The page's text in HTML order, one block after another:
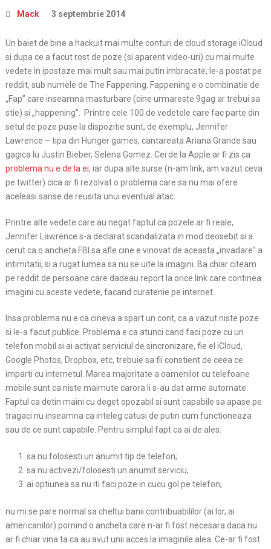
Mack 3 septembrie 2014
Un baiet de bine a hackuit mai multe conturi de cloud storage iCloud
si dupa ce a facut rost de poze (si aparent video-uri) cu mai multe
vedete in ipostaze mai mult sau mai putin imbracate, le-a postat pe
reddit, sub numele de The Fappening. Fappening e o combinatie de
„Fap” care inseamna masturbare (cine urmareste 9gag ar trebui sa
stie) si „happening”. Printre cele 100 de vedetele care fac parte din
setul de poze puse la dispozitie sunt, de exemplu, Jennifer
Lawrence – tipa din Hunger games, cantareata Ariana Grande sau
gagica lu Justin Bieber, Selena Gomez. Cei de la Apple ar fi zis ca
problema nu e de la ei, iar dupa alte surse (n-am link, am vazut ceva
pe twitter) cica ar fi rezolvat o problema care sa nu mai ofere
aceleasi sanse de reusita unui eventual atac.
Printre alte vedete care au negat faptul ca pozele ar fi reale,
Jennifer Lawrence s-a declarat scandalizata in mod deosebit si a
cerut ca o ancheta FBI sa afle cine e vinovat de aceasta „invadare” a
intimitatii, si a rugat lumea sa nu se uite la imagini. Ba chiar citeam
pe reddit de persoane care dadeau report la orice link care continea
imagini cu aceste vedete, facand curatenie pe internet.
Insa problema nu e ca cineva a spart un cont, ca a vazut niste poze
si le-a facut publice. Problema e ca atunci cand faci poze cu un
telefon mobil si ai activat serviciul de sincronizare, fie el iCloud,
Google Photos, Dropbox, etc, trebuie sa fii constient de ceea ce
imparti cu internetul. Marea majoritate a oamenilor cu telefoane
mobile sunt ca niste maimute carora li s-au dat arme automate.
Faptul ca detin maini cu deget opozabil si sunt capabile sa apase pe
tragaci nu inseamna ca inteleg catusi de putin cum functioneaza
sau de ce sunt capabile. Pentru simplul fapt ca ai de ales:
sa nu folosesti un anumit tip de telefon;
sa nu activezi/folosesti un anumit serviciu;
ai optiunea sa nu iti faci poze in cucu gol pe telefon;
nu mi se pare normal sa cheltui banii contribuabililor (ai lor, ai
americanilor) pornind o ancheta care n-ar fi fost necesara daca nu
ar fi chiar vina ta ca au avut unii acces la imaginile alea. Ce-ar fi fost